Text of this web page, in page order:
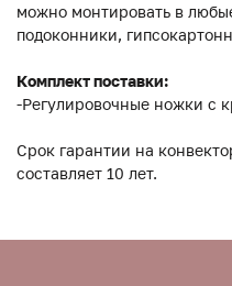
можно монтировать в
подоконники,
Комплект поставки:
-Регулировочные ножки с
Срок гарантии на
составляет 10 лет.